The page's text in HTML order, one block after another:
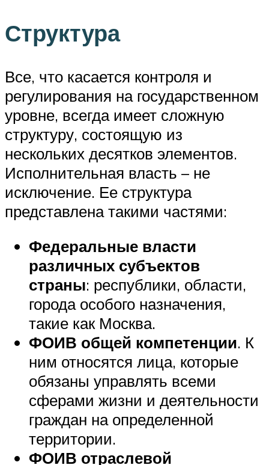
Структура
Все, что касается контроля и
регулирования на государственном
уровне, всегда имеет сложную
структуру, состоящую из
нескольких десятков элементов.
Исполнительная власть – не
исключение. Ее структура
представлена такими частями:
Федеральные власти
различных субъектов
страны: республики, области,
города особого назначения,
такие как Москва.
ФОИВ общей компетенции. К
ним относятся лица, которые
обязаны управлять всеми
сферами жизни и деятельности
граждан на определенной
территории.
ФОИВ отраслевой